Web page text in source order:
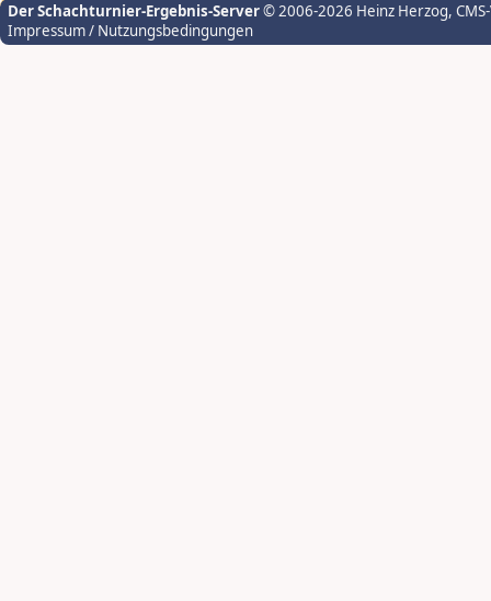
Der Schachturnier-Ergebnis-Server© 2006-2026 Heinz Herzog,
Impressum / Nutzungsbedingungen